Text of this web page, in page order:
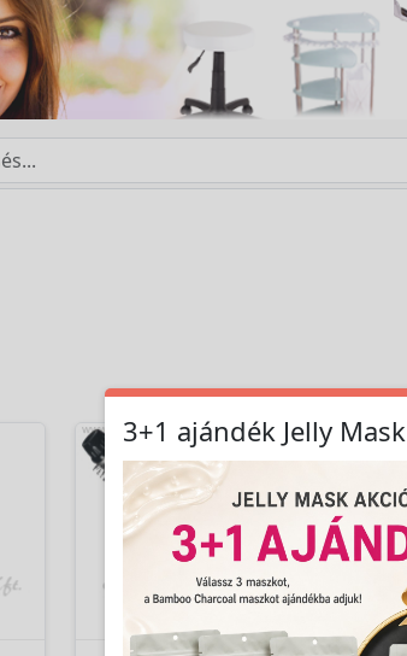
3+1 ajándék Jelly Mask